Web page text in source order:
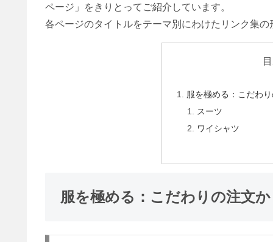
ページ」をきりとってご紹介しています。
各ページのタイトルをテーマ別にわけたリンク集の
服を極める：こだわ
スーツ
ワイシャツ
服を極める：こだわりの注文